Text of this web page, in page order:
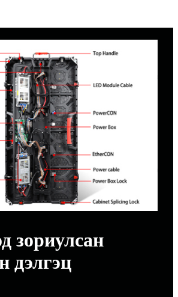
зориулсан
дэлгэц